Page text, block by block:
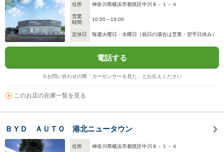
住所 神奈川県横浜市都筑区中川８－１－４
営業
時間
10:00～19:00
定休日 毎週火曜日・水曜日（祝日の場合は営業・翌平日休み）
電話する
※お問い合わせの際「カーセンサーを見た」とお伝えください
このお店の在庫一覧を見る
ＢＹＤ ＡＵＴＯ 港北ニュータウン
住所 神奈川県横浜市都筑区中川８－１－４